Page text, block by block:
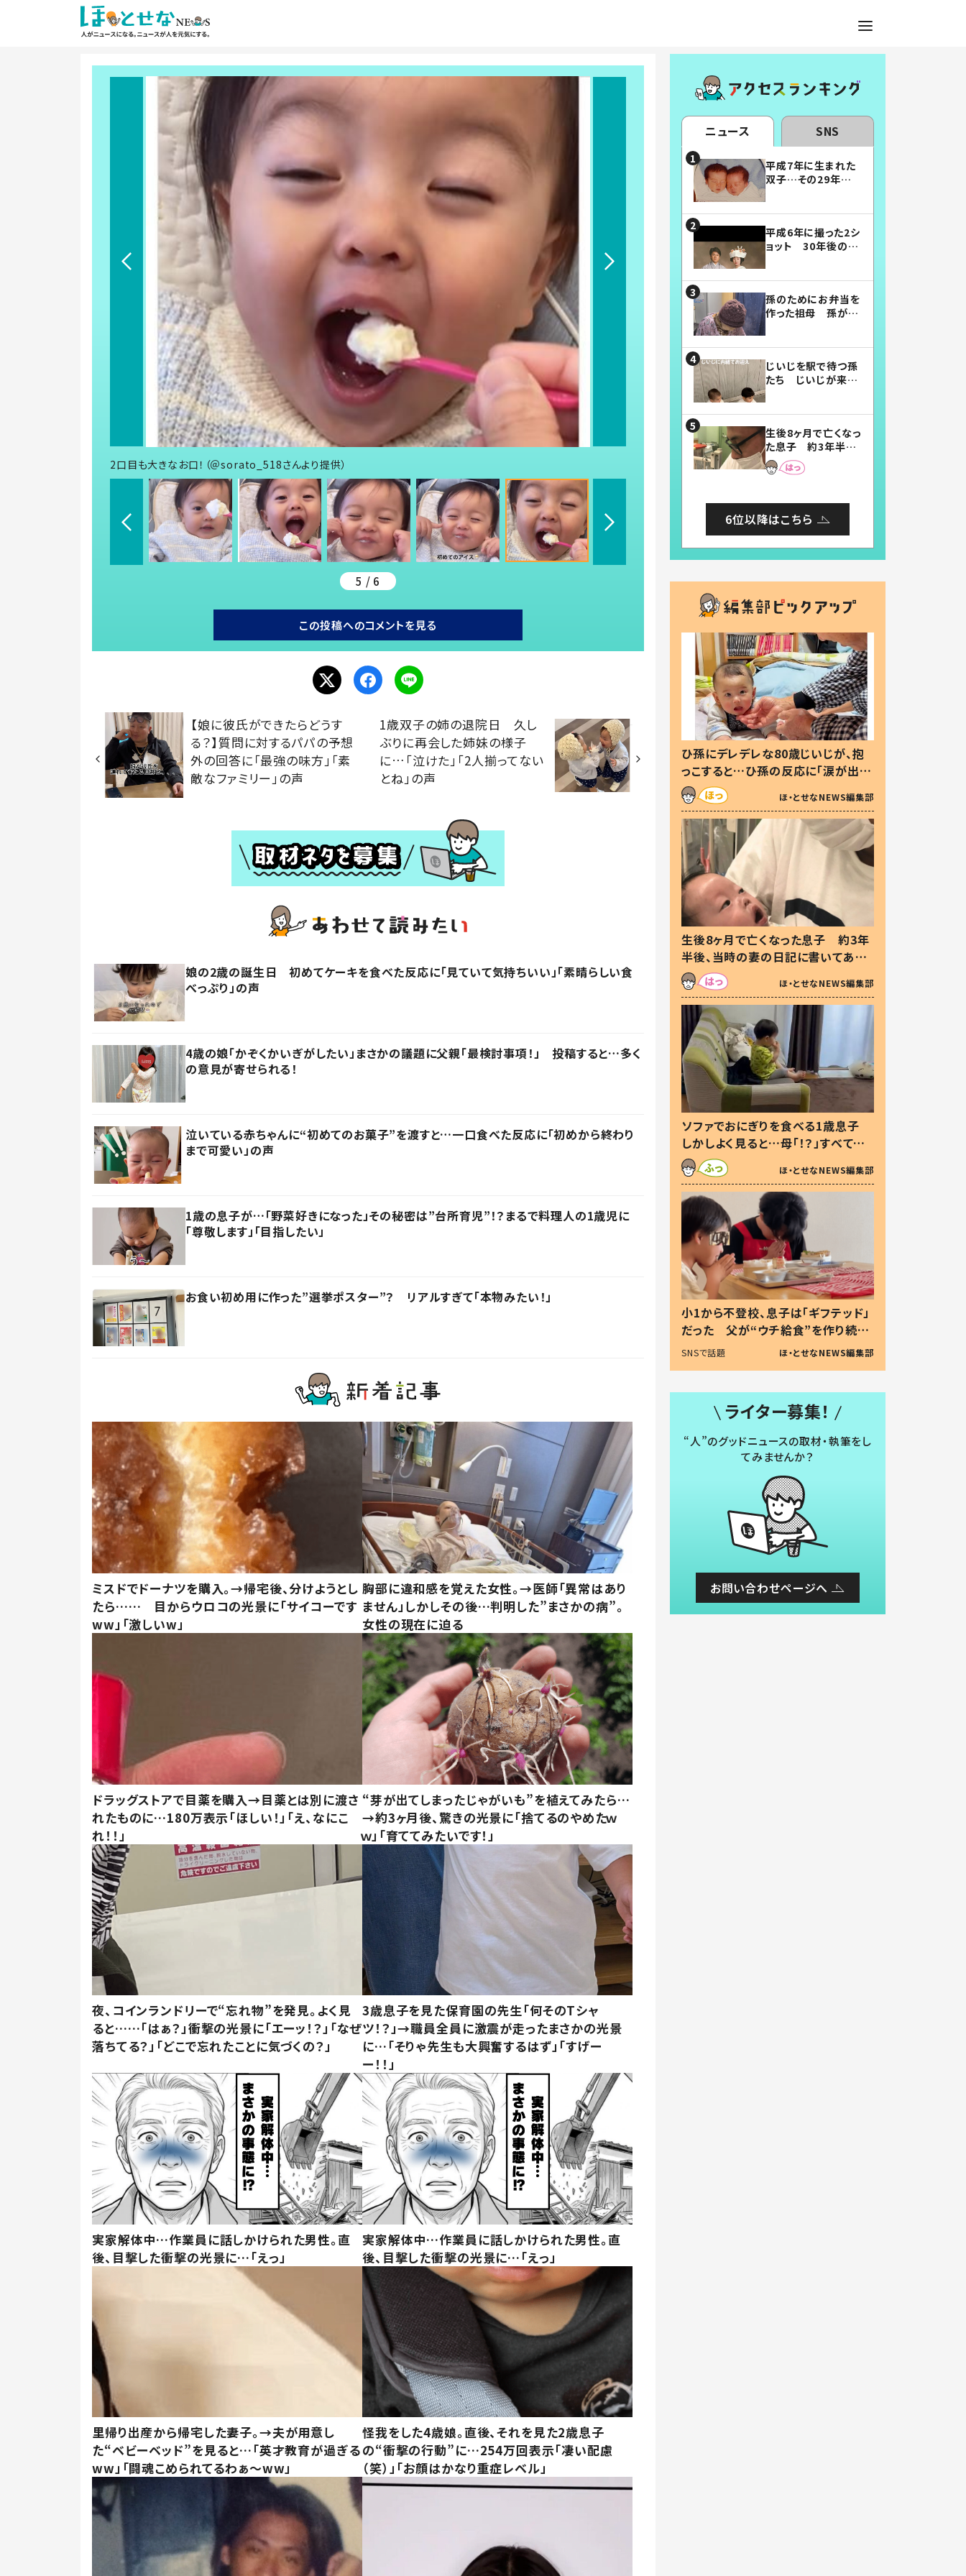
2口目も大きなお口！（＠sorato_518さんより提供）
5 / 6
この投稿へのコメントを見る
【娘に彼氏ができたらどうす
る？】質問に対するパパの予想
外の回答に「最強の味方」「素
敵なファミリー」の声
1歳双子の姉の退院日 久し
ぶりに再会した姉妹の様子
に…「泣けた」「2人揃ってない
とね」の声
娘の2歳の誕生日 初めてケーキを食べた反応に「見ていて気持ちいい」「素晴らしい食
べっぷり」の声
4歳の娘「かぞくかいぎがしたい」まさかの議題に父親「最検討事項！」 投稿すると…多く
の意見が寄せられる！
泣いている赤ちゃんに“初めてのお菓子”を渡すと…一口食べた反応に「初めから終わり
まで可愛い」の声
1歳の息子が…「野菜好きになった」その秘密は”台所育児”！？まるで料理人の1歳児に
「尊敬します」「目指したい」
お食い初め用に作った”選挙ポスター”？ リアルすぎて「本物みたい！」
ミスドでドーナツを購入。→帰宅後、分けようとし
たら…… 目からウロコの光景に「サイコーです
ww」「激しいw」
胸部に違和感を覚えた女性。→医師「異常はあり
ません」しかしその後…判明した”まさかの病”。
女性の現在に迫る
ドラッグストアで目薬を購入→目薬とは別に渡さ
れたものに…180万表示「ほしい！」「え、なにこ
れ！！」
“芽が出てしまったじゃがいも”を植えてみたら…
→約3ヶ月後、驚きの光景に「捨てるのやめたｗ
ｗ」「育ててみたいです！」
夜、コインランドリーで“忘れ物”を発見。よく見
ると……「はぁ？」衝撃の光景に「エーッ！？」「なぜ
落ちてる？」「どこで忘れたことに気づくの？」
3歳息子を見た保育園の先生「何そのTシャ
ツ！？」→職員全員に激震が走ったまさかの光景
に…「そりゃ先生も大興奮するはず」「すげー
ー！！」
実家解体中…作業員に話しかけられた男性。直
後、目撃した衝撃の光景に…「えっ」
実家解体中…作業員に話しかけられた男性。直
後、目撃した衝撃の光景に…「えっ」
里帰り出産から帰宅した妻子。→夫が用意し
た“ベビーベッド”を見ると…「英才教育が過ぎる
ww」「闘魂こめられてるわぁ～ww」
怪我をした4歳娘。直後、それを見た2歳息子
の“衝撃の行動”に…254万回表示「凄い配慮
（笑）」「お顔はかなり重症レベル」
ニュース SNS
平成7年に生まれた
双子…その29年後
平成6年に撮った2シ
ョット 30年後の姿
孫のためにお弁当を
作った祖母 孫が絶
じいじを駅で待つ孫
たち じいじが来た
まらない」「幸せにな
れる」
生後8ヶ月で亡くなっ
た息子 約3年半
後、当時の妻の日記
に書いてあった本音
6位以降はこちら
ひ孫にデレデレな80歳じいじが、抱
っこすると…ひ孫の反応に「涙が出ま
した」「可愛くて仕方ない」
ほ・とせなNEWS編集部
生後8ヶ月で亡くなった息子 約3年
半後、当時の妻の日記に書いてあっ
た本音とは
ほ・とせなNEWS編集部
ソファでおにぎりを食べる1歳息子
しかしよく見ると…母「！？」すべてを
察した母の投稿に「可愛いから許
す！」「現行犯〜」
ほ・とせなNEWS編集部
小1から不登校、息子は「ギフテッド」
だった 父が“ウチ給食”を作り続け
る理由とは #令和の親 #令和の子
SNSで話題 ほ・とせなNEWS編集部
ライター募集！
“人”のグッドニュースの取材・執筆をし
てみませんか？
お問い合わせページへ